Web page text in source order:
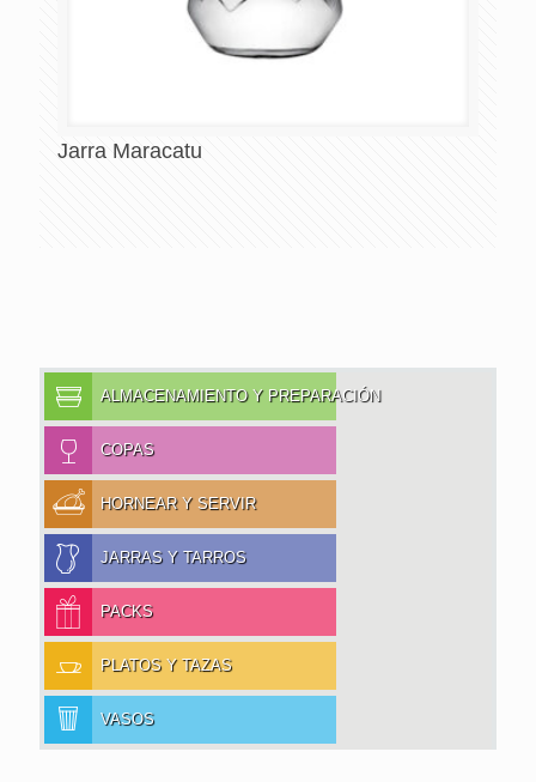
Jarra Maracatu
ALMACENAMIENTO Y PREPARACIÓN
COPAS
HORNEAR Y SERVIR
JARRAS Y TARROS
PACKS
PLATOS Y TAZAS
VASOS